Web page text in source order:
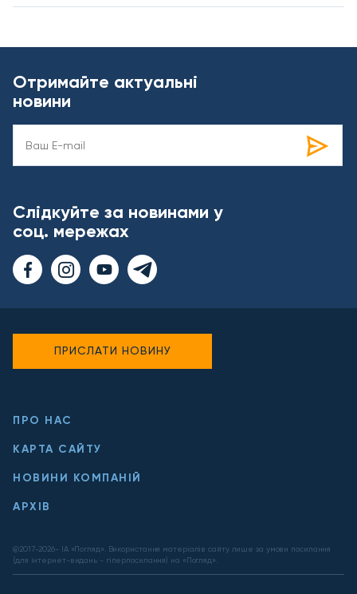
Отримайте актуальні
новини
Слідкуйте за новинами у
соц. мережах
ПРО НАС
КАРТА САЙТУ
НОВИНИ КОМПАНІЙ
АРХІВ
@2017-2026- ІА «Погляд». Використання матеріалів сайту лише за умови посилання
(для інтернет-видань - гіперпосилання) на «Погляд».
ПРИСЛАТИ НОВИНУ